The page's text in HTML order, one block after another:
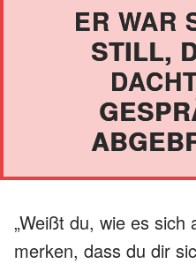
ER WAR
STILL,
„Weißt du, wie es sich
merken, dass du dir